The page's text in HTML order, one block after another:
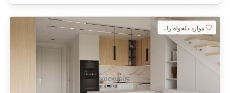
موارد دلخواه را اضافه کنید